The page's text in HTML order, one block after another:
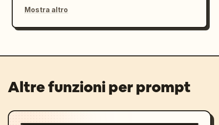
Mostra altro
Altre funzioni per prompt